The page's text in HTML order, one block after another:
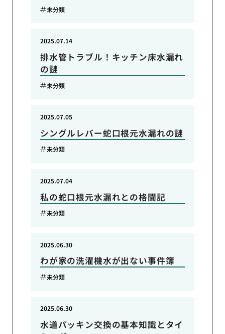
未分類
排水管トラブル！キッチン床水漏れ
の謎
2025.07.14
未分類
シングルレバー蛇口根元水漏れの謎
2025.07.05
未分類
私の蛇口根元水漏れとの格闘記
2025.07.04
未分類
わが家の洗濯機水が出ない事件簿
2025.06.30
未分類
水道パッキン交換の基本知識とタイ
2025.06.30